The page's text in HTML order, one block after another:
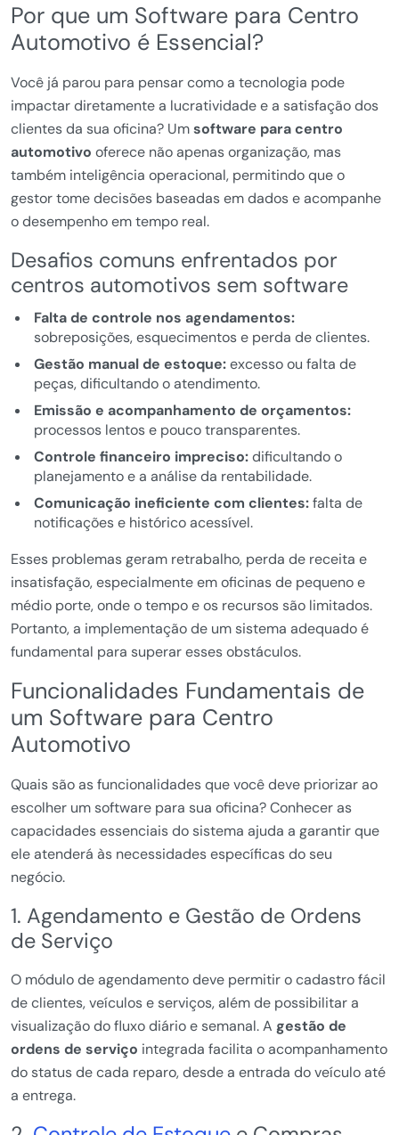
Por que um Software para Centro
Automotivo é Essencial?
Você já parou para pensar como a tecnologia pode
impactar diretamente a lucratividade e a satisfação dos
clientes da sua oficina? Umsoftware para centro
automotivo oferece não apenas organização, mas
também inteligência operacional, permitindo que o
gestor tome decisões baseadas em dados e acompanhe
o desempenho em tempo real.
Desafios comuns enfrentados por
centros automotivos sem software
Falta de controle nos agendamentos:
sobreposições, esquecimentos e perda de clientes.
Gestão manual de estoque:excesso ou falta de
peças, dificultando o atendimento.
Emissão e acompanhamento de orçamentos:
processos lentos e pouco transparentes.
Controle financeiro impreciso:dificultando o
planejamento e a análise da rentabilidade.
Comunicação ineficiente com clientes:falta de
notificações e histórico acessível.
Esses problemas geram retrabalho, perda de receita e
insatisfação, especialmente em oficinas de pequeno e
médio porte, onde o tempo e os recursos são limitados.
Portanto, a implementação de um sistema adequado é
fundamental para superar esses obstáculos.
Funcionalidades Fundamentais de
um Software para Centro
Automotivo
Quais são as funcionalidades que você deve priorizar ao
escolher um software para sua oficina? Conhecer as
capacidades essenciais do sistema ajuda a garantir que
ele atenderá às necessidades específicas do seu
negócio.
1. Agendamento e Gestão de Ordens
de Serviço
O módulo de agendamento deve permitir o cadastro fácil
de clientes, veículos e serviços, além de possibilitar a
visualização do fluxo diário e semanal. A gestão de
ordens de serviço integrada facilita o acompanhamento
do status de cada reparo, desde a entrada do veículo até
a entrega.